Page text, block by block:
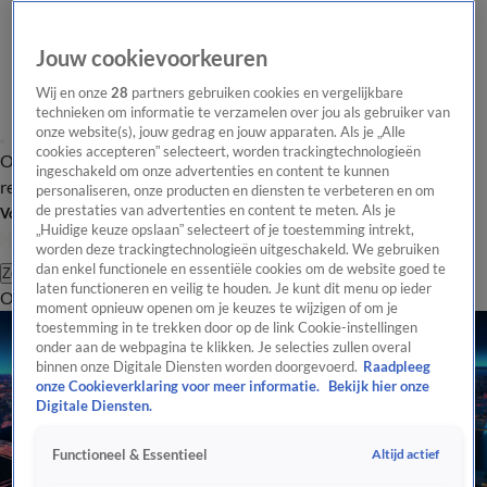
Overzicht Laatste nieuws Regionieuws Het beste van Hart
Tip de
redactie
Volg Hart van Nederland
Zoeken
OverzichtRegioUitzendingenWeerTip de redactiePanelVideo's
Jouw cookievoorkeuren
Wij en onze28 partners gebruiken cookies en vergelijkbare
technieken om informatie te verzamelen over jou als gebruiker van
onze website(s), jouw gedrag en jouw apparaten. Als je „Alle
cookies accepteren” selecteert, worden trackingtechnologieën
ingeschakeld om onze advertenties en content te kunnen
personaliseren, onze producten en diensten te verbeteren en om
de prestaties van advertenties en content te meten. Als je
„Huidige keuze opslaan” selecteert of je toestemming intrekt,
worden deze trackingtechnologieën uitgeschakeld. We gebruiken
dan enkel functionele en essentiële cookies om de website goed te
laten functioneren en veilig te houden. Je kunt dit menu op ieder
moment opnieuw openen om je keuzes te wijzigen of om je
toestemming in te trekken door op de link Cookie-instellingen
onder aan de webpagina te klikken. Je selecties zullen overal
binnen onze Digitale Diensten worden doorgevoerd. Raadpleeg
onze Cookieverklaring voor meer informatie.
Bekijk hier onze
Digitale Diensten.
Functioneel & Essentieel Altijd actief